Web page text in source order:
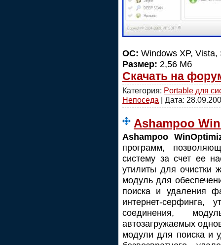
OC: Windows XP,
Размер: 2,56 Мб
Скачать на
Категория: Portable для
Непоседа | Дата:
Ashampoo
Ashampoo
программ,
систему за счет ее
утилиты для очистки
модуль для
поиска и удаления
интернет-cepфингa,
соединения,
автозагружаемых
модули для поиска и